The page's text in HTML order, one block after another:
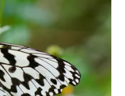
，盼促成更積極的跨
機《遷徙物種保育公
次締約國大會，共商
保育政策不同調。今
的絲路之城撒馬爾罕
一次承辦全球環境公